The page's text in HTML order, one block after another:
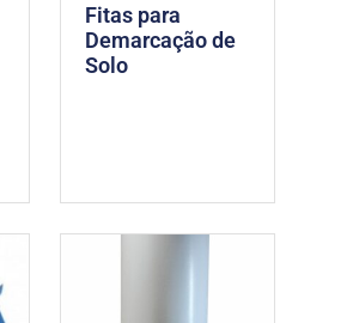
Fitas para
Demarcação de
Solo